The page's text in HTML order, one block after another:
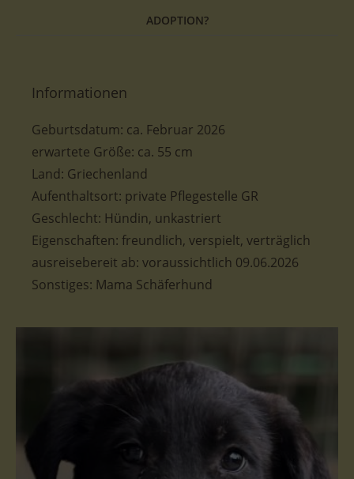
ADOPTION?
Informationen
Geburtsdatum: ca. Februar 2026
erwartete Größe: ca. 55 cm
Land: Griechenland
Aufenthaltsort: private Pflegestelle GR
Geschlecht: Hündin, unkastriert
Eigenschaften: freundlich, verspielt, verträglich
ausreisebereit ab: voraussichtlich 09.06.2026
Sonstiges: Mama Schäferhund